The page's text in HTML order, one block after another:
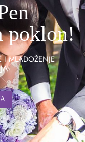
poklon!
I MLADOŽENJE